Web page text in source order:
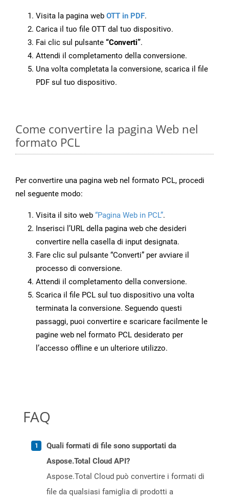
Visita la pagina web OTT in PDF.
Carica il tuo file OTT dal tuo dispositivo.
Fai clic sul pulsante “Converti”.
Attendi il completamento della conversione.
Una volta completata la conversione, scarica il file
PDF sul tuo dispositivo.
Come convertire la pagina Web nel
formato PCL
Per convertire una pagina web nel formato PCL, procedi
nel seguente modo:
Visita il sito web “Pagina Web in PCL”.
Inserisci l’URL della pagina web che desideri
convertire nella casella di input designata.
Fare clic sul pulsante “Converti” per avviare il
processo di conversione.
Attendi il completamento della conversione.
Scarica il file PCL sul tuo dispositivo una volta
terminata la conversione. Seguendo questi
passaggi, puoi convertire e scaricare facilmente le
pagine web nel formato PCL desiderato per
l’accesso offline e un ulteriore utilizzo.
FAQ
Quali formati di file sono supportati da
Aspose.Total Cloud API?
Aspose.Total Cloud può convertire i formati di
file da qualsiasi famiglia di prodotti a